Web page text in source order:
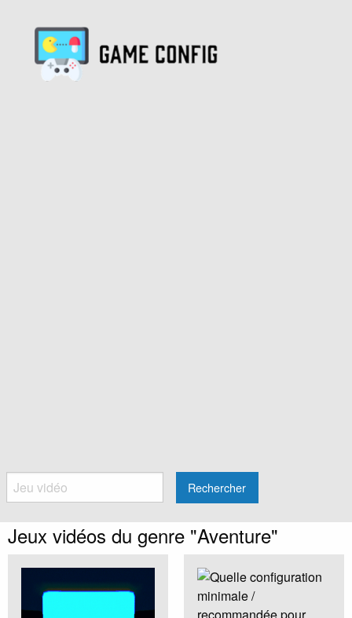
Rechercher
Jeux vidéos du genre "Aventure"